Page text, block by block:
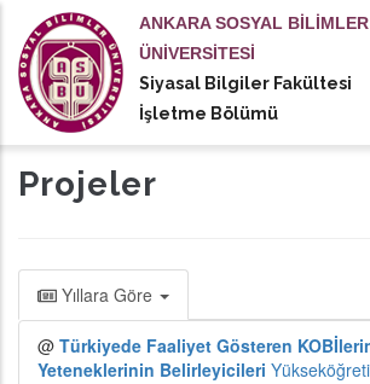
içeriğe
atla
ANKARA SOSYAL BİLİMLER
ÜNİVERSİTESİ
Siyasal Bilgiler Fakültesi
İşletme Bölümü
actions
Projeler